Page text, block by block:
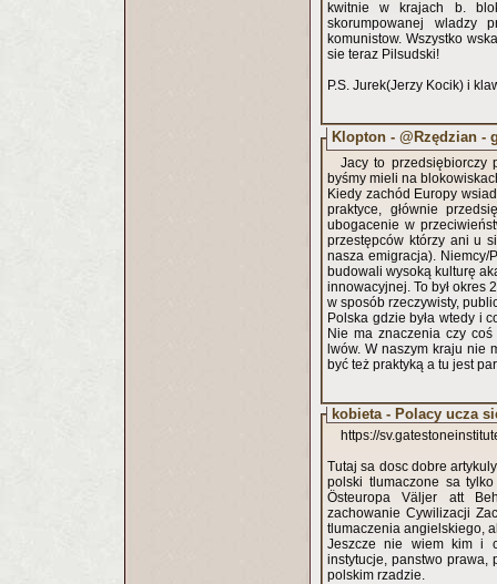
kwitnie w krajach b.
skorumpowanej wladzy
komunistow. Wszystko
sie teraz Pilsudski!
P.S. Jurek(Jerzy Kocik) i
Klopton - @Rzędzian -
Jacy to przedsiębiorczy
byśmy mieli na
Kiedy zachód Europy
praktyce, głównie
ubogacenie w
przestępców którzy ani u
nasza emigracja). Niemcy/
budowali wysoką kulturę
innowacyjnej. To był
w sposób rzeczywisty,
Polska gdzie była wtedy i
Nie ma znaczenia czy
lwów. W naszym kraju nie
być też praktyką a tu jest
kobieta - Polacy ucza
https://
Tutaj sa dosc dobre
polski tlumaczone sa
Östeuropa Väljer att
zachowanie Cywilizacji
tlumaczenia angielskiego,
Jeszcze nie wiem kim i
instytucje, panstwo prawa,
polskim rzadzie.